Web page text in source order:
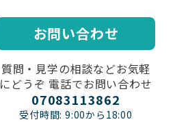
お問い合わせ
質問・見学の相談などお気軽
にどうぞ 電話でお問い合わせ
07083113862
受付時間: 9:00から18:00